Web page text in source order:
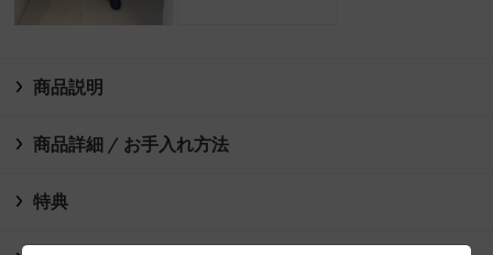
商品説明
商品詳細 / お手入れ方法
特典